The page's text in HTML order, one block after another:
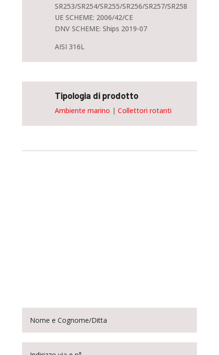
SR253/SR254/SR255/SR256/SR257/SR258
UE SCHEME: 2006/42/CE
DNV SCHEME: Ships 2019-07
AISI 316L
Tipologia di prodotto
Ambiente marino | Collettori rotanti